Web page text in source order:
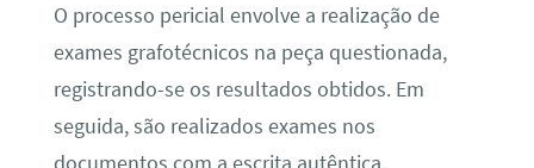
O processo pericial envolve a realização de
exames grafotécnicos na peça questionada,
registrando-se os resultados obtidos. Em
seguida, são realizados exames nos
documentos com a escrita autêntica,